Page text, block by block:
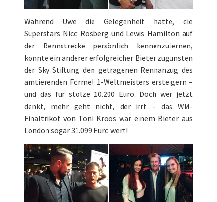
Während Uwe die Gelegenheit hatte, die
Superstars Nico Rosberg und Lewis Hamilton auf
der Rennstrecke persönlich kennenzulernen,
konnte ein anderer erfolgreicher Bieter zugunsten
der Sky Stiftung den getragenen Rennanzug des
amtierenden Formel 1-Weltmeisters ersteigern –
und das für stolze 10.200 Euro. Doch wer jetzt
denkt, mehr geht nicht, der irrt – das WM-
Finaltrikot von Toni Kroos war einem Bieter aus
London sogar 31.099 Euro wert!